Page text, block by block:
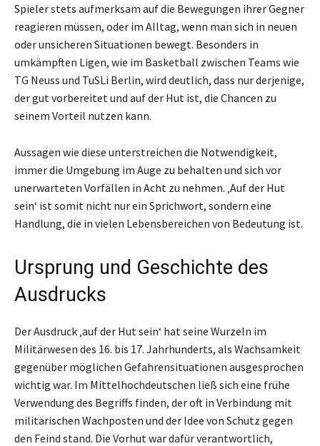
Spieler stets aufmerksam auf die Bewegungen ihrer Gegner
reagieren müssen, oder im Alltag, wenn man sich in neuen
oder unsicheren Situationen bewegt. Besonders in
umkämpften Ligen, wie im Basketball zwischen Teams wie
TG Neuss und TuSLi Berlin, wird deutlich, dass nur derjenige,
der gut vorbereitet und auf der Hut ist, die Chancen zu
seinem Vorteil nutzen kann.
Aussagen wie diese unterstreichen die Notwendigkeit,
immer die Umgebung im Auge zu behalten und sich vor
unerwarteten Vorfällen in Acht zu nehmen. ‚Auf der Hut
sein‘ ist somit nicht nur ein Sprichwort, sondern eine
Handlung, die in vielen Lebensbereichen von Bedeutung ist.
Ursprung und Geschichte des
Ausdrucks
Der Ausdruck ‚auf der Hut sein‘ hat seine Wurzeln im
Militärwesen des 16. bis 17. Jahrhunderts, als Wachsamkeit
gegenüber möglichen Gefahrensituationen ausgesprochen
wichtig war. Im Mittelhochdeutschen ließ sich eine frühe
Verwendung des Begriffs finden, der oft in Verbindung mit
militärischen Wachposten und der Idee von Schutz gegen
den Feind stand. Die Vorhut war dafür verantwortlich,